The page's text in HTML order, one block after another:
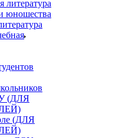
литература
юношества
(ДЛЯ
(ДЛЯ